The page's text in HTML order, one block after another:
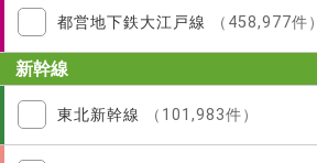
都営地下鉄大江戸線 （458,977件）
新幹線
東北新幹線 （101,983件）